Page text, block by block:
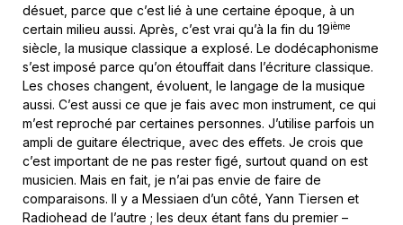
désuet, parce que c’est lié à une certaine époque, à un
certain milieu aussi. Après, c’est vrai qu’à la fin du 19ième
siècle, la musique classique a explosé. Le dodécaphonisme
s’est imposé parce qu’on étouffait dans l’écriture classique.
Les choses changent, évoluent, le langage de la musique
aussi. C’est aussi ce que je fais avec mon instrument, ce qui
m’est reproché par certaines personnes. J’utilise parfois un
ampli de guitare électrique, avec des effets. Je crois que
c’est important de ne pas rester figé, surtout quand on est
musicien. Mais en fait, je n’ai pas envie de faire de
comparaisons. Il y a Messiaen d’un côté, Yann Tiersen et
Radiohead de l’autre ; les deux étant fans du premier –